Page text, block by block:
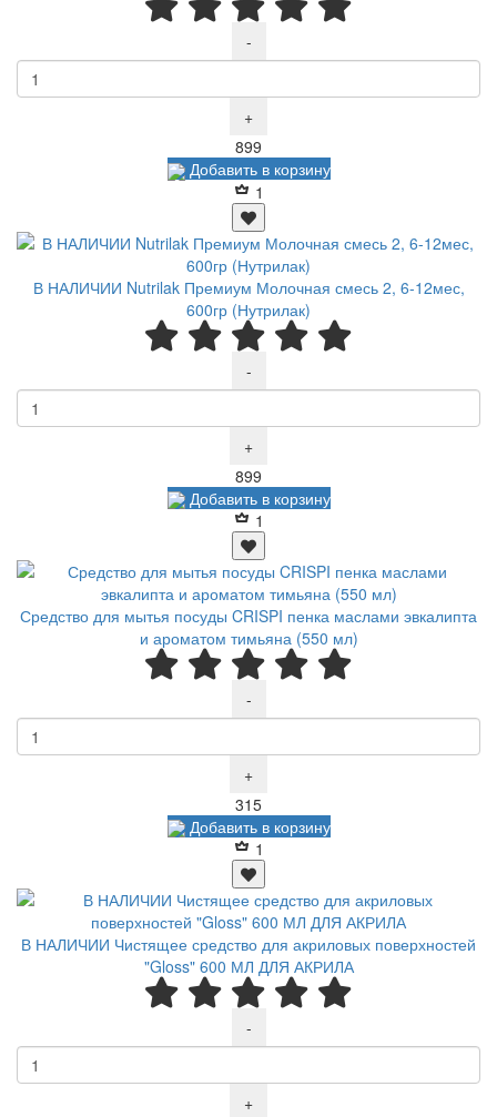
-
+
899
Добавить в корзину
1
В НАЛИЧИИ Nutrilak Премиум Молочная смесь 2, 6-12мес,
600гр (Нутрилак)
-
+
899
Добавить в корзину
1
Средство для мытья посуды CRISPI пенка маслами эвкалипта
и ароматом тимьяна (550 мл)
-
+
315Р
Добавить в корзину
1
В НАЛИЧИИ Чистящее средство для акриловых поверхностей
"Gloss" 600 МЛ ДЛЯ АКРИЛА
-
+